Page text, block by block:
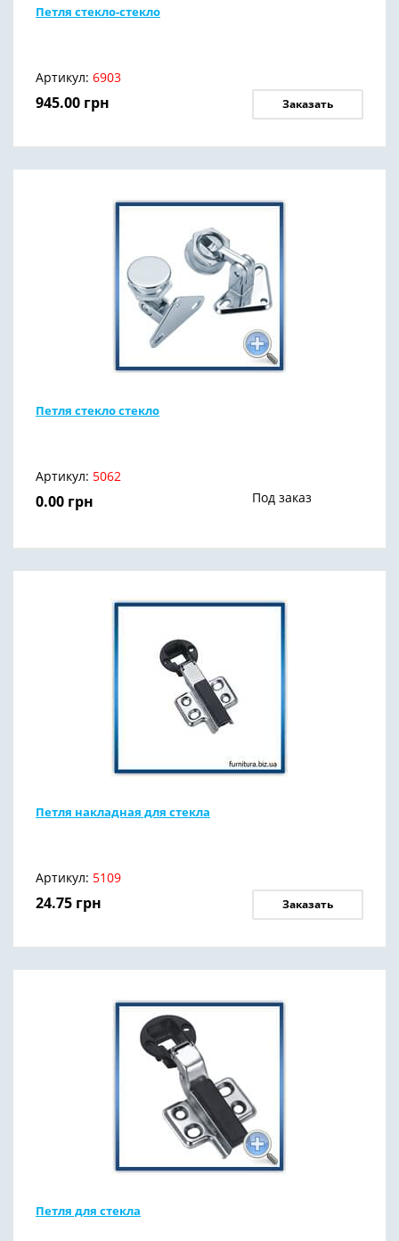
Петля стекло-стекло
Артикул: 6903
945.00 грн Заказать
Петля стекло стекло
Артикул: 5062
0.00 грн Под заказ
Петля накладная для стекла
Артикул: 5109
24.75 грн Заказать
Петля для стекла